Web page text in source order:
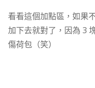
看看這個加點區，如果
加下去就對了，因為 3
傷荷包（笑）